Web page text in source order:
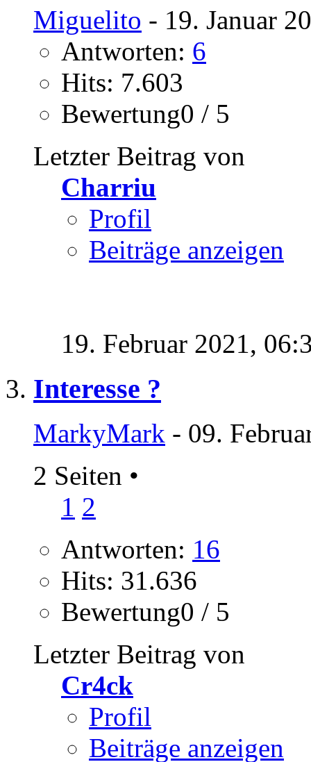
Miguelito - 19. Januar
Antworten: 6
Hits: 7.603
Bewertung0 / 5
Letzter Beitrag von
Charriu
Profil
Beiträge anzeigen
19. Februar 2021,
Interesse ?
MarkyMark - 09.
2 Seiten •
1 2
Antworten: 16
Hits: 31.636
Bewertung0 / 5
Letzter Beitrag von
Cr4ck
Profil
Beiträge anzeigen